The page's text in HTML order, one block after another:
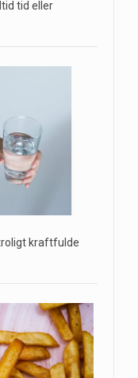
tid eller
kraftfulde